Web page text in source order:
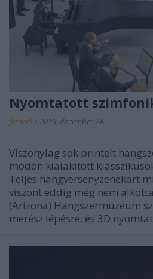
Nyomtatott
ferenck • 2015. december 24.
Viszonylag sok printelt
módon kialakított
Teljes hangversenyzenekart
viszont eddig még nem
(Arizona) Hangszermúzeum
merész lépésre, és 3D